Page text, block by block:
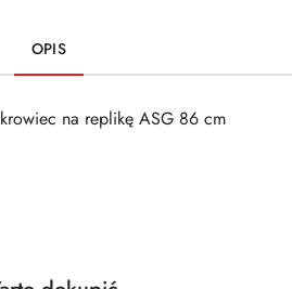
OPIS
na replikę ASG 86 cm